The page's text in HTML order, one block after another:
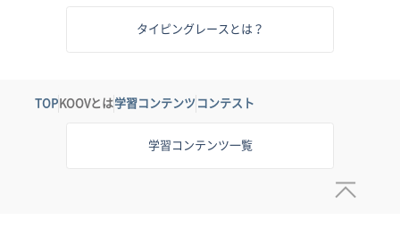
タイピングレースとは？
TOP KOOVとは学習コンテンツ コンテスト
学習コンテンツ一覧